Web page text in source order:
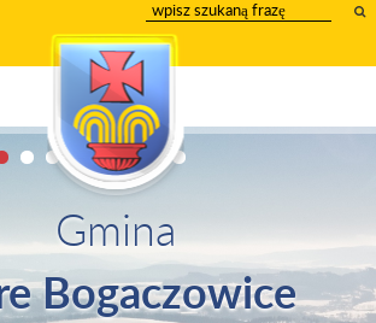
wpisz
szukany
tekst
Gmina
Bogaczowice